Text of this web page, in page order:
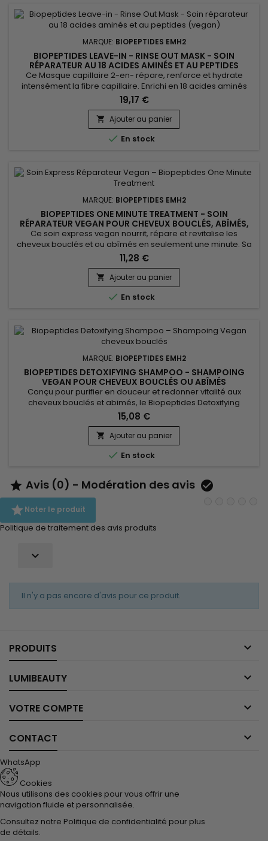
MARQUE: BIOPEPTIDES EMH2
BIOPEPTIDES LEAVE-IN - RINSE OUT MASK - SOIN
RÉPARATEUR AU 18 ACIDES AMINÉS ET AU PEPTIDES
(VEGAN)
Ce Masque capillaire 2-en- répare, renforce et hydrate
intensément la fibre capillaire. Enrichi en 18 acides aminés
essentiels, en biopeptides réparateurs et huiles végétales
précieuses, Biopeptides Leave-In / Rinse-Out reconstruit la
structure du cheveu en profondeur et lui redonne force,
souplesse et brillance. Sa formule polyvalente permet une
double...
19,17 €
 Ajouter au panier
 En stock
MARQUE: BIOPEPTIDES EMH2
BIOPEPTIDES ONE MINUTE TREATMENT - SOIN
RÉPARATEUR VEGAN POUR CHEVEUX BOUCLÉS, ABÎMÉS,
COLORÉS OU DÉFRISÉS
Ce soin express vegan nourrit, répare et revitalise les
cheveux bouclés et ou abîmés en seulement une minute. Sa
formule riche en peptides végétaux, collagène vegan et
acides aminés restaure la fibre capillaire, améliore la
souplesse et ravive la brillance. Les huiles naturelles (avocat,
olive, coton, amande douce, café) et les beurres de
mangue, cacao et...
11,28 €
 Ajouter au panier
 En stock
MARQUE: BIOPEPTIDES EMH2
BIOPEPTIDES DETOXIFYING SHAMPOO - SHAMPOING
VEGAN POUR CHEVEUX BOUCLÉS OU ABÎMÉS
Conçu pour purifier en douceur et redonner vitalité aux
cheveux bouclés et abimés, le Biopeptides Detoxifying
Shampoo est un shampoing vegan détoxifiant qui élimine les
impuretés tout en préservant l’hydratation. Sa formule
enrichie en huiles végétales nourrissantes (coton, avocat,
amande douce), en beurres naturels (mangue, cacao) et en
protéines...
15,08 €
 Ajouter au panier
 En stock
 Avis (0) - Modération des avis 
Noter le produit
Politique de traitement des avis produits

Il n'y a pas encore d'avis pour ce produit.
PRODUITS 
LUMIBEAUTY 
VOTRE COMPTE 
CONTACT 
WhatsApp
Cookies
Nous utilisons des cookies pour vous offrir une
navigation fluide et personnalisée.
Consultez notre Politique de confidentialité pour plus
de détails.